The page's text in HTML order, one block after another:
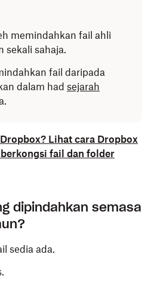
memindahkan fail ahli
sekali sahaja.
fail daripada
dalam had sejarah
Lihat cara Dropbox
fail dan folder
dipindahkan semasa
sedia ada.